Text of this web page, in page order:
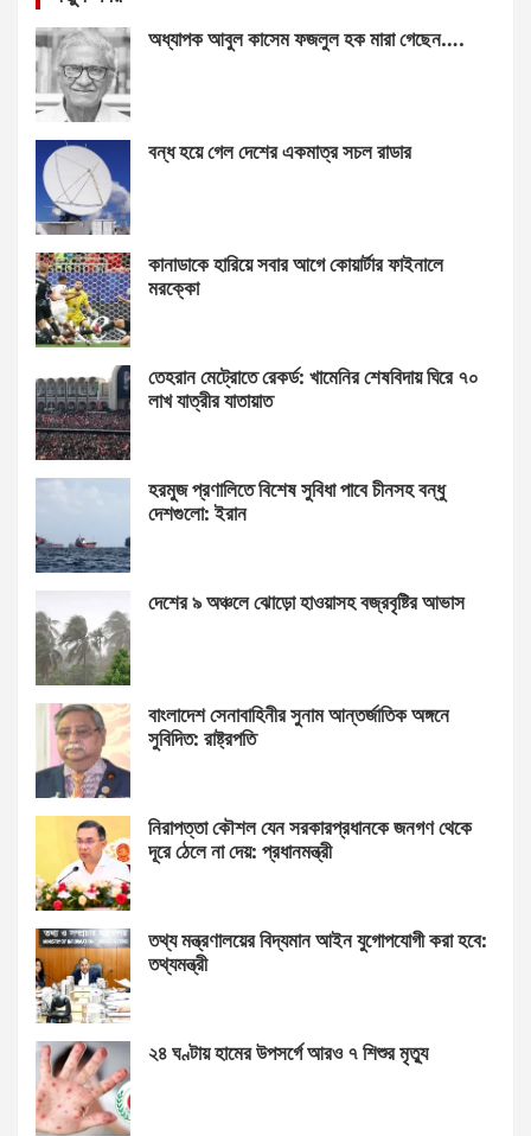
অধ্যাপক আবুল কাসেম ফজলুল হক মারা গেছেন….
বন্ধ হয়ে গেল দেশের একমাত্র সচল রাডার
কানাডাকে হারিয়ে সবার আগে কোয়ার্টার ফাইনালে
মরক্কো
তেহরান মেট্রোতে রেকর্ড: খামেনির শেষবিদায় ঘিরে ৭০
লাখ যাত্রীর যাতায়াত
হরমুজ প্রণালিতে বিশেষ সুবিধা পাবে চীনসহ বন্ধু
দেশগুলো: ইরান
দেশের ৯ অঞ্চলে ঝোড়ো হাওয়াসহ বজ্রবৃষ্টির আভাস
বাংলাদেশ সেনাবাহিনীর সুনাম আন্তর্জাতিক অঙ্গনে
সুবিদিত: রাষ্ট্রপতি
নিরাপত্তা কৌশল যেন সরকারপ্রধানকে জনগণ থেকে
দূরে ঠেলে না দেয়: প্রধানমন্ত্রী
তথ্য মন্ত্রণালয়ের বিদ্যমান আইন যুগোপযোগী করা হবে:
তথ্যমন্ত্রী
২৪ ঘণ্টায় হামের উপসর্গে আরও ৭ শিশুর মৃত্যু